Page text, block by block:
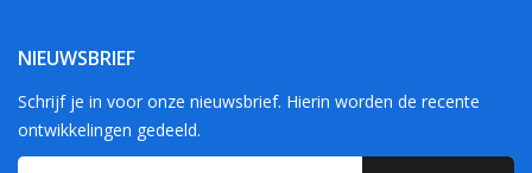
NIEUWSBRIEF
Schrijf je in voor onze nieuwsbrief. Hierin worden de recente
ontwikkelingen gedeeld.